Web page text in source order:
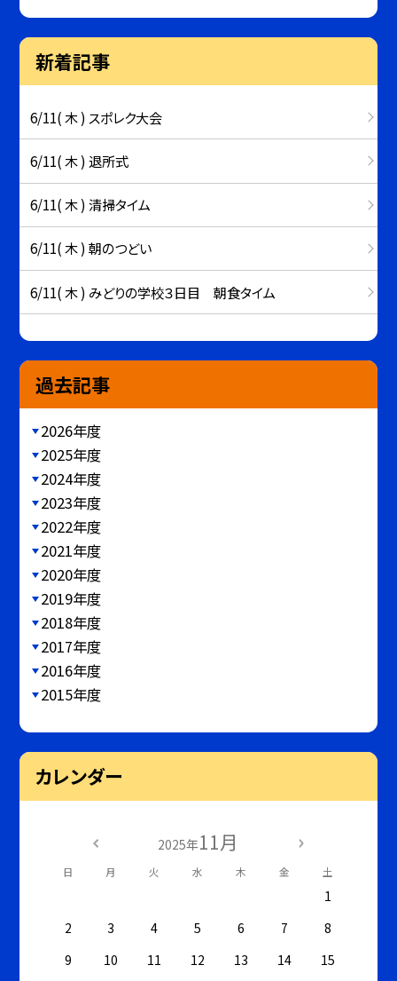
新着記事
6/11( 木 ) スポレク大会
6/11( 木 ) 退所式
6/11( 木 ) 清掃タイム
6/11( 木 ) 朝のつどい
6/11( 木 ) みどりの学校３日目 朝食タイム
過去記事
2026年度
2025年度
2024年度
2023年度
2022年度
2021年度
2020年度
2019年度
2018年度
2017年度
2016年度
2015年度
カレンダー
2025年11月
日 月 火 水 木 金 土
1
2
3 4 5 6 7
8
9
10 11 12 13 14
15